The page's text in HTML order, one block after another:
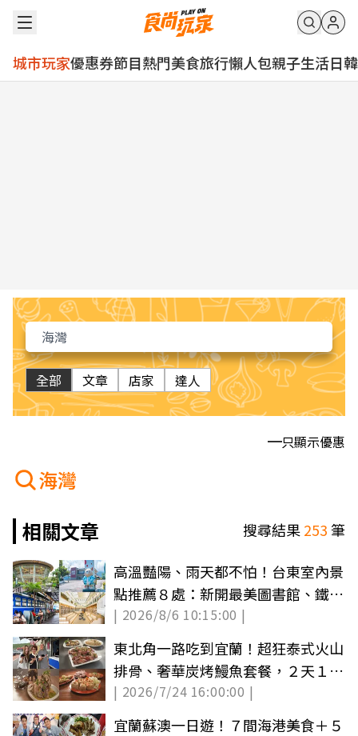
城市玩家優惠券節目熱門美食旅行懶人包親子生活日韓
全部 文章 店家 達人
只顯示優惠
海灣
相關文章
搜尋結果253筆
高溫豔陽、雨天都不怕！台東室內景
點推薦８處：新開最美圖書館、鐵路
便當故鄉
| 2026/8/6 10:15:00 |
東北角一路吃到宜蘭！超狂泰式火山
排骨、奢華炭烤鰻魚套餐，２天１夜
山海美食攻略
| 2026/7/24 16:00:00 |
宜蘭蘇澳一日遊！７間海港美食＋５